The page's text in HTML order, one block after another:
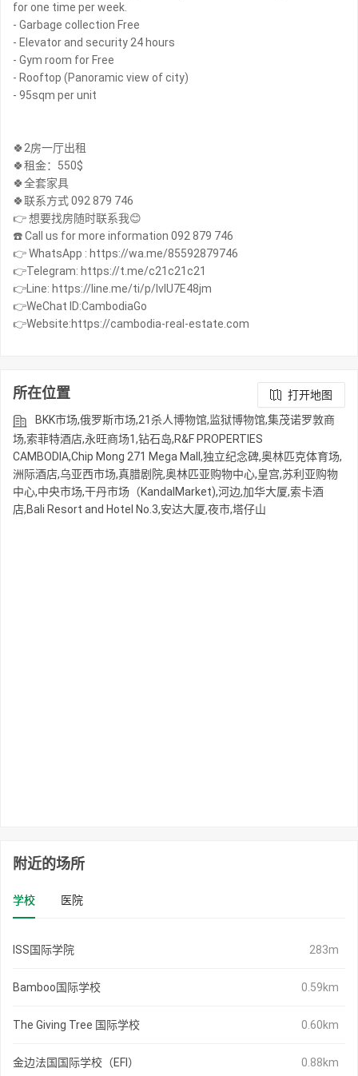
for one time per week.
- Garbage collection Free
- Elevator and security 24 hours
- Gym room for Free
- Rooftop (Panoramic view of city)
- 95sqm per unit
🍀2房一厅出租
🍀租金：550$
🍀全套家具
🍀联系方式 092 879 746
👉 想要找房随时联系我😊
☎️ Call us for more information 092 879 746
👉 WhatsApp : https://wa.me/85592879746
👉Telegram: https://t.me/c21c21c21
👉Line: https://line.me/ti/p/IvIU7E48jm
👉WeChat ID:CambodiaGo
👉Website:https://cambodia-real-estate.com
所在位置
打开地图
BKK市场,俄罗斯市场,21杀人博物馆,监狱博物馆,集茂诺罗敦商
场,索菲特酒店,永旺商场1,钻石岛,R&F PROPERTIES
CAMBODIA,Chip Mong 271 Mega Mall,独立纪念碑,奥林匹克体育场,
洲际酒店,乌亚西市场,真腊剧院,奥林匹亚购物中心,皇宫,苏利亚购物
中心,中央市场,干丹市场（KandalMarket),河边,加华大厦,索卡酒
店,Bali Resort and Hotel No.3,安达大厦,夜市,塔仔山
附近的场所
学校 医院
ISS国际学院 283m
Bamboo国际学校 0.59km
The Giving Tree 国际学校 0.60km
金边法国国际学校（EFI） 0.88km